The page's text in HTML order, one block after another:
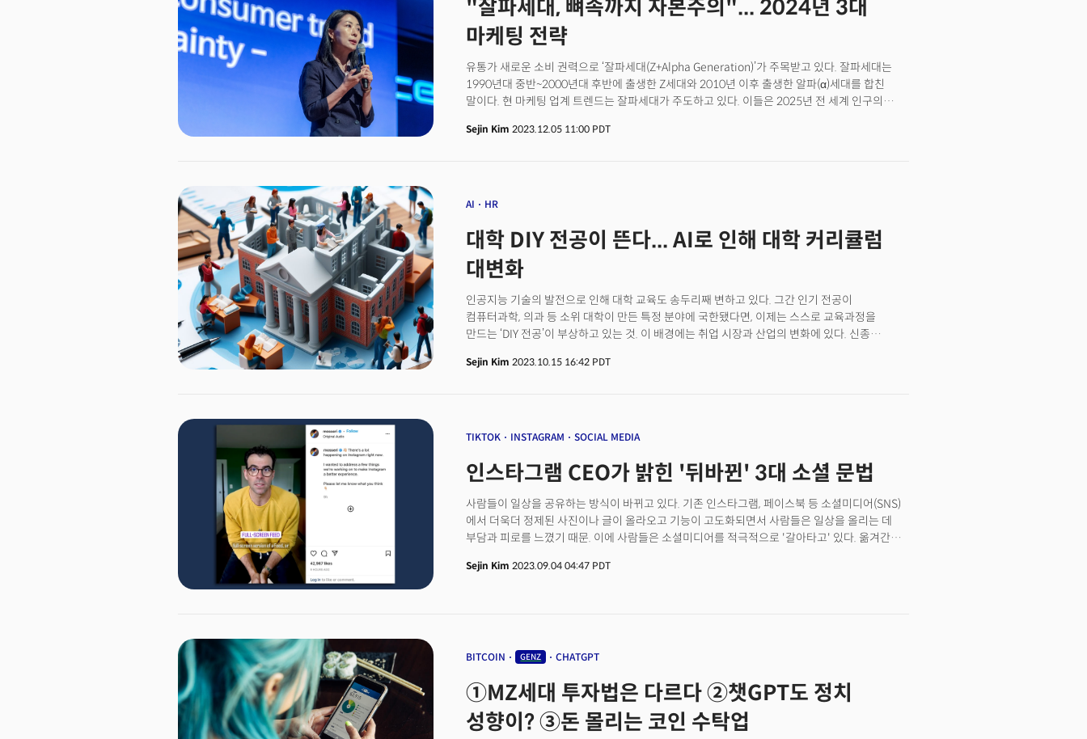
맨해튼 연구소의 선임 연구원이자 블룸버그의 오피니언 칼럼리스트인 엘리슨 슈라거( Allison
Schrager)는 기고문을 통해 최근 미국 경제에서 보여지는 주요 특징인 내향적 성격의 사람들이
이끄는 경제에 대해 다뤘다. 슈라거는 "지난 2023년은 낮에 사무실에서 열리는 파티가 많았던
성인이 된 청년들은 외출을 하더라도 그 시간대가 더 빨라졌다"고 설명했다. 외출을 좋아하고
외부 쇼핑몰에서 소비 씀씀이가 크고 사람이 많은 파티를 좋아하는 '외향적' 성격이 경제를
주도하는 것으로 인식됐다. 하지만 코로나 팬데믹에 이어 고물가 고금리 시대를 통과하면서
사람들 성격이 '내향적'으로 바뀌는 계기가 됐다. 이렇게 내향성 성격이 늘어나는 경제의 특징은
무엇일까? 이는 소비 트렌드에 어떤 영향을 미칠까?
"잘파세대, 뼈속까지 자본주의"... 2024년 3대
마케팅 전략
유통가 새로운 소비 권력으로 ‘잘파세대(Z+Alpha Generation)’가 주목받고 있다. 잘파세대는
1990년대 중반~2000년대 후반에 출생한 Z세대와 2010년 이후 출생한 알파(α)세대를 합친
말이다. 현 마케팅 업계 트렌드는 잘파세대가 주도하고 있다. 이들은 2025년 전 세계 인구의
기존에는 유통가에서 밀레니얼+Z세대를 통칭하는 MZ세대를 주목했지만, 이제는 잘파세대의
트렌드를 제시하기 위해 키워드를 뽑다 보니 9개 중 6개가 잘파세대로부터 기인한
미래’, ‘리:스토어’ 등을 출간하며 유통업계의 주목을 받았다. 최근 신간 ‘잘파가 온다’를 냈다.
Sejin Kim 2023.12.05 11:00 PDT
AI HR
대학 DIY 전공이 뜬다... AI로 인해 대학 커리큘럼
대변화
인공지능 기술의 발전으로 인해 대학 교육도 송두리째 변하고 있다. 그간 인기 전공이
컴퓨터과학, 의과 등 소위 대학이 만든 특정 분야에 국한됐다면, 이제는 스스로 교육과정을
만드는 ‘DIY 전공’이 부상하고 있는 것. 이 배경에는 취업 시장과 산업의 변화에 있다. 신종
자체보다 이 변하는 시장에 유연하게 대처할 수 있는 인재에 대한 수요가 높아진 탓이다. 이에
Sejin Kim 2023.10.15 16:42 PDT
TIKTOK INSTAGRAM SOCIAL MEDIA
인스타그램 CEO가 밝힌 '뒤바뀐' 3대 소셜 문법
사람들이 일상을 공유하는 방식이 바뀌고 있다. 기존 인스타그램, 페이스북 등 소셜미디어(SNS)
에서 더욱더 정제된 사진이나 글이 올라오고 기능이 고도화되면서 사람들은 일상을 올리는 데
부담과 피로를 느꼈기 때문. 이에 사람들은 소셜미디어를 적극적으로 '갈아타고' 있다. 옮겨간
비슷한 폐쇄적인 커뮤니티를 선호하는 현상이 뚜렷해지면서 SNS 산업의 판도가 바뀌고 있다.
Sejin Kim 2023.09.04 04:47 PDT
BITCOIN GENZ CHATGPT
①MZ세대 투자법은 다르다 ②챗GPT도 정치
성향이? ③돈 몰리는 코인 수탁업